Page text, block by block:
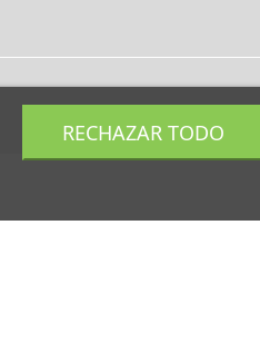
RECHAZAR TODO